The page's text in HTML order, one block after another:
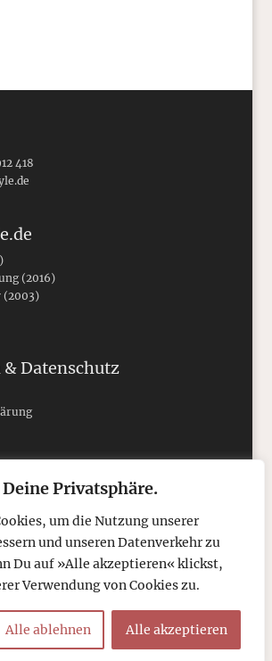
Privatsphäre.
um die Nutzung unserer
und unseren Datenverkehr zu
Du auf »Alle akzeptieren« klickst,
Verwendung von Cookies zu.
Alle ablehnen Alle akzeptieren
418
(2016)
Datenschutz